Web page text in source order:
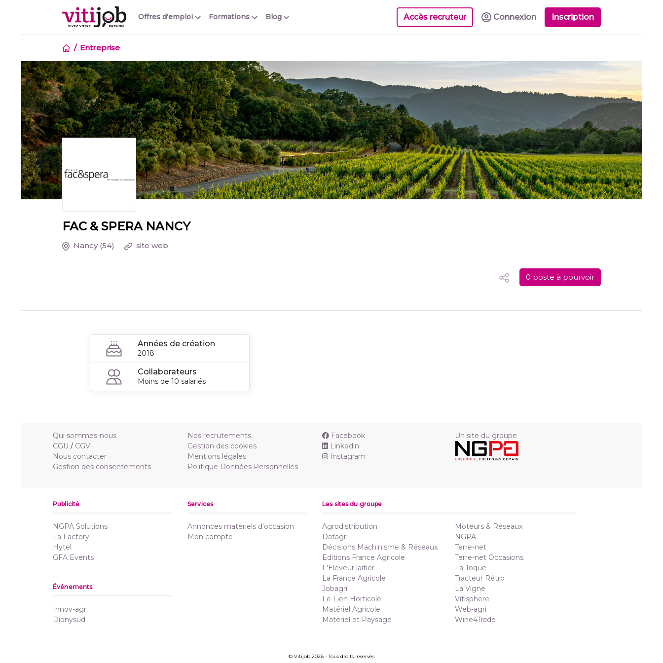
Offres d'emploi Blog
Formations Accès recruteur Connexion Inscription
Entreprise
FAC & SPERA NANCY
Nancy (54) site web
0 poste à pourvoir
Années de création
2018
Collaborateurs
Moins de 10 salariés
Qui sommes-nous
CGU / CGV
Nous contacter
Gestion des consentements
Nos recrutements
Gestion des cookies
Mentions légales
Politique Données Personnelles
Facebook
Linkedln
Instagram
Un site du groupe
Publicité
NGPA Solutions
La Factory
Hytel
GFA Events
Services
Annonces matériels d'occasion
Mon compte
Événements
Innov-agri
Dionysud
Les sites du groupe
Agrodistribution
Datagri
Décisions Machinisme & Réseaux
Editions France Agricole
L'Eleveur laitier
La France Agricole
Jobagri
Le Lien Horticole
Matériel Agricole
Matériel et Paysage
Moteurs & Réseaux
NGPA
Terre-net
Terre-net Occasions
La Toque
Tracteur Rétro
La Vigne
Vitisphere
Web-agri
Wine4Trade
© Vitijob 2026 - Tous droits réservés